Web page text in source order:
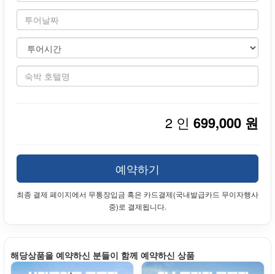
2 인 699,000 원
예약하기
최종 결제 페이지에서 무통장입금 혹은 카드결제(국내발급카드 무이자행사
중)로 결제됩니다.
해당상품을 예약하신 분들이 함께 예약하신 상품